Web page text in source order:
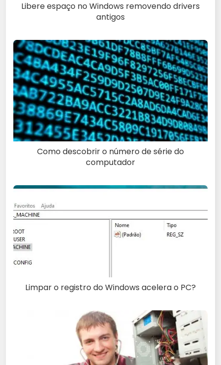
Libere espaço no Windows removendo drivers
antigos
Como descobrir o número de série do
computador
Limpar o registro do Windows acelera o PC?